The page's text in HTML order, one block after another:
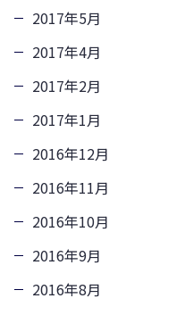
2017年5月
2017年4月
2017年2月
2017年1月
2016年12月
2016年11月
2016年10月
2016年9月
2016年8月